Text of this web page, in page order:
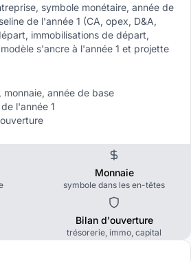
symbole monétaire, année de
de l'année 1 (CA, opex, D&A,
immobilisations de départ,
s'ancre à l'année 1 et projette
année de base
l'année 1
Monnaie
symbole dans les en-têtes
Bilan d'ouverture
trésorerie, immo, capital